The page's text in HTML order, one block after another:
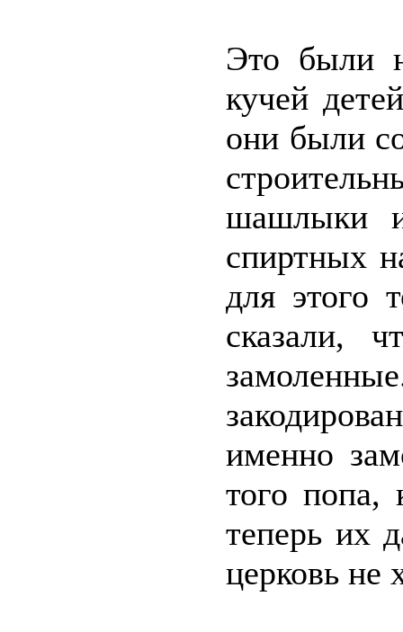
Это были
кучей
они были
шашлыки
спиртных
для этого
сказали,
именно
того попа,
теперь их
церковь не